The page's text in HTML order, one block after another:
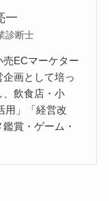
一
診断士
ECマーケター
画として培っ
、飲食店・小
用」「経営改
賞・ゲーム・